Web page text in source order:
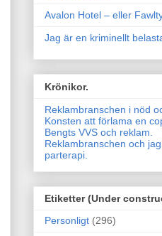
Avalon Hotel – eller
Jag är en kriminellt
Krönikor.
Reklambranschen i nöd
Konsten att förlama en
Bengts VVS och reklam.
Reklambranschen och
parterapi.
Etiketter (Under
Personligt (296)